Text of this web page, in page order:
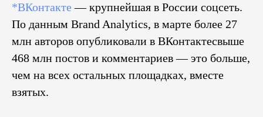
*ВКонтакте — крупнейшая в России соцсеть.
По данным Brand Analytics, в марте более 27
млн авторов опубликовали в ВКонтактесвыше
468 млн постов и комментариев — это больше,
чем на всех остальных площадках, вместе
взятых.